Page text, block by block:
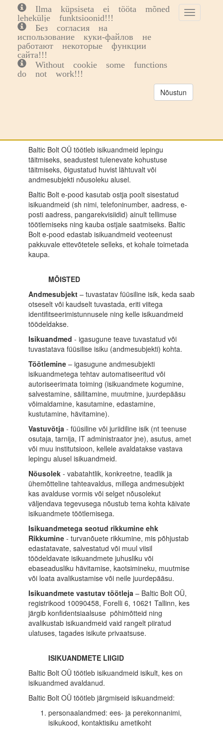
Ilma küpsiseta ei tööta mõned
lehekülje funktsioonid!!!
Без согласия на
использование куки-файлов не
работают некоторые функции
сайта!!!
Without cookie some functions
do not work!!!
Toggle
cookie
Nõustun
Privaatsuspoliitika
SISSEJUHATUS
Baltic Bolt OÜ jaoks on oluline isikute privaatsus ning
Baltic Bolt OÜ töötleb isikuandmeid lepingu
täitmiseks, seadustest tulenevate kohustuse
täitmiseks, õigustatud huvist lähtuvalt või
andmesubjekti nõusoleku alusel.
Baltic Bolt e-pood kasutab ostja poolt sisestatud
isikuandmeid (sh nimi, telefoninumber, aadress, e-
posti aadress, pangarekvisiidid) ainult tellimuse
töötlemiseks ning kauba ostjale saatmiseks. Baltic
Bolt e-pood edastab isikuandmeid veoteenust
pakkuvale ettevõtetele selleks, et kohale toimetada
kaupa.
MÕISTED
Andmesubjekt – tuvastatav füüsiline isik, keda saab
otseselt või kaudselt tuvastada, eriti viitega
identifitseerimistunnusele ning kelle isikuandmeid
töödeldakse.
Isikuandmed - igasugune teave tuvastatud või
tuvastatava füüsilise isiku (andmesubjekti) kohta.
Töötlemine – igasugune andmesubjekti
isikuandmetega tehtav automatiseeritud või
autoriseerimata toiming (isikuandmete kogumine,
salvestamine, säilitamine, muutmine, juurdepääsu
võimaldamine, kasutamine, edastamine,
kustutamine, hävitamine).
Vastuvõtja - füüsiline või juriidiline isik (nt teenuse
osutaja, tarnija, IT administraator jne), asutus, amet
või muu institutsioon, kellele avaldatakse vastava
lepingu alusel isikuandmeid.
Nõusolek - vabatahtlik, konkreetne, teadlik ja
ühemõtteline tahteavaldus, millega andmesubjekt
kas avalduse vormis või selget nõusolekut
väljendava tegevusega nõustub tema kohta käivate
isikuandmete töötlemisega.
Isikuandmetega seotud rikkumine ehk
Rikkumine - turvanõuete rikkumine, mis põhjustab
edastatavate, salvestatud või muul viisil
töödeldavate isikuandmete juhusliku või
ebaseadusliku hävitamise, kaotsimineku, muutmise
või loata avalikustamise või neile juurdepääsu.
Isikuandmete vastutav töötleja – Baltic Bolt OÜ,
registrikood 10090458, Forelli 6, 10621 Tallinn, kes
järgib konfidentsiaalsuse põhimõtteid ning
avalikustab isikuandmeid vaid rangelt piiratud
ulatuses, tagades isikute privaatsuse.
ISIKUANDMETE LIIGID
Baltic Bolt OÜ töötleb isikuandmeid isikult, kes on
isikuandmed avaldanud.
Baltic Bolt OÜ töötleb järgmiseid isikuandmeid:
personaalandmed: ees- ja perekonnanimi,
isikukood, kontaktisiku ametikoht